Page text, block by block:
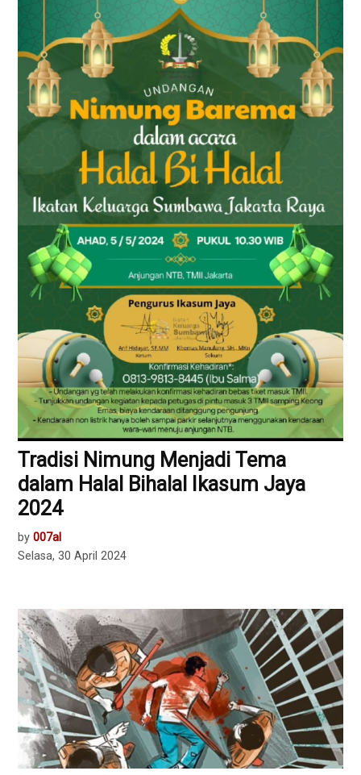
Tradisi Nimung Menjadi Tema
dalam Halal Bihalal Ikasum Jaya
2024
by 007al
Selasa, 30 April 2024